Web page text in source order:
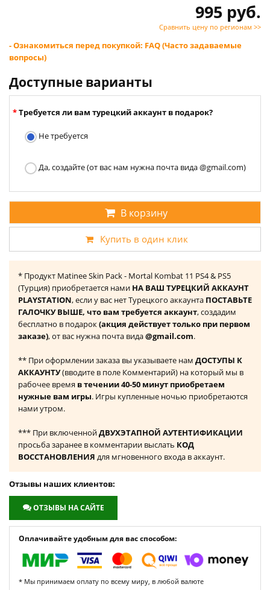
995 руб.
Сравнить цену по регионам >>
- Ознакомиться перед покупкой: FAQ (Часто задаваемые
вопросы)
Доступные варианты
Требуется ли вам турецкий аккаунт в подарок?
Не требуется
Да, создайте (от вас нам нужна почта вида @gmail.com)
В корзину
Купить в один клик
* Продукт Matinee Skin Pack - Mortal Kombat 11 PS4 & PS5
(Турция) приобретается нами НА ВАШ ТУРЕЦКИЙ АККАУНТ
PLAYSTATION, если у вас нет Турецкого аккаунта ПОСТАВЬТЕ
ГАЛОЧКУ ВЫШЕ, что вам требуется аккаунт, создадим
бесплатно в подарок(акция действует только при первом
заказе), от вас нужна почта вида@gmail.com.
** При оформлении заказа вы указываете нам ДОСТУПЫ К
АККАУНТУ(вводите в поле Комментарий) на который мы в
рабочее время в течении 40-50 минут приобретаем
нужные вам игры. Игры купленные ночью приобретаются
нами утром.
*** При включеннойДВУХЭТАПНОЙ АУТЕНТИФИКАЦИИ
просьба заранее в комментарии выслать КОД
ВОССТАНОВЛЕНИЯ для мгновенного входа в аккаунт.
Отзывы наших клиентов:
ОТЗЫВЫ НА САЙТЕ
Оплачивайте удобным для вас способом:
* Мы принимаем оплату по всему миру, в любой валюте